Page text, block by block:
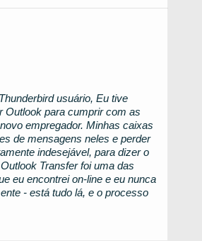
Thunderbirdusuário, Eu tive
Outlook para cumprir com as
empregador. Minhas caixas
de mensagens neles e perder
indesejável, para dizer o
Transferfoi uma das
eu encontrei on-line e eu nunca
- está tudo lá, e o processo